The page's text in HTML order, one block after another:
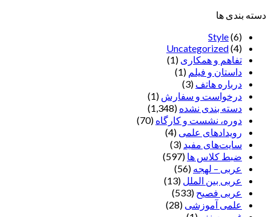
دسته بندی ها
Style(6)
Uncategorized(4)
تفاهم و همکاری (1)
داستان و فیلم (1)
درباره هاتف (3)
درخواست و سفارش (1)
دسته بندی نشده (1,348)
دوره، نشست و کارگاه (70)
رویدادهای علمی (4)
سایت‌های مفید (3)
ضبط کلاس ها (597)
عربی – لهجه (56)
عربی بین الملل (13)
عربی فصیح (533)
علمی آموزشی (28)